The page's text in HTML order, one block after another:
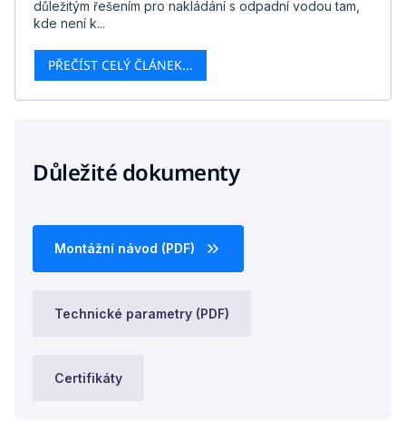
důležitým řešením pro nakládání s odpadní vodou tam,
kde není k...
PŘEČÍST CELÝ ČLÁNEK...
Důležité dokumenty
Montážní návod (PDF)
Technické parametry (PDF)
Certifikáty